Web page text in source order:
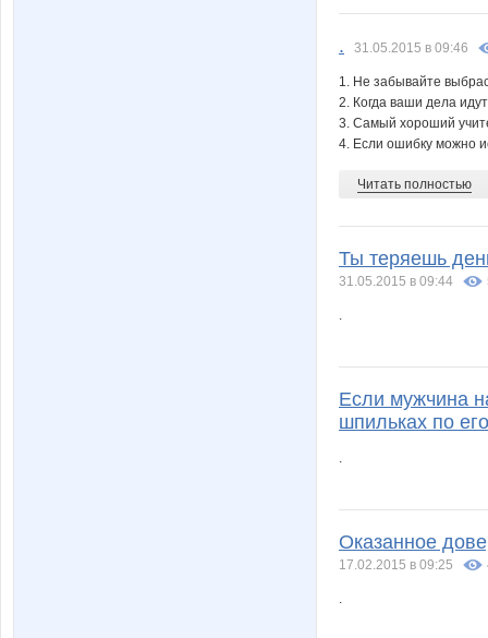
. 31.05.2015 в 09:46
1. Не забывайте
2. Когда ваши дела
3. Самый хороший
4. Если ошибку можно
Читать полностью
Ты теряешь
31.05.2015 в 09:44
.
Если мужчина
шпильках по
.
Оказанное
17.02.2015 в 09:25
.